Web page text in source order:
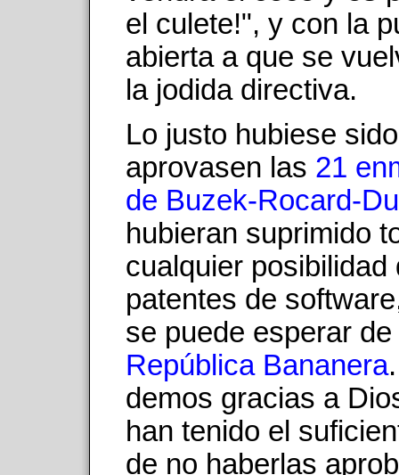
el culete!", y con la
abierta a que se
la jodida directiva.
Lo justo hubiese
aprovasen las 21
de Buzek-Rocard-
hubieran suprimido
cualquier posibilidad
patentes de
se puede esperar de
República Bananera
demos gracias a
han tenido el
de no haberlas